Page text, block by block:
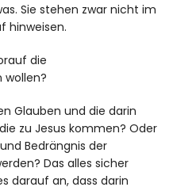
Sie stehen zwar nicht im
hinweisen.
die
wollen?
Glauben und die darin
zu Jesus kommen? Oder
Bedrängnis der
Das alles sicher
darauf an, dass darin